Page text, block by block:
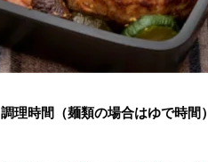
調理時間（麺類の場合はゆで時間）